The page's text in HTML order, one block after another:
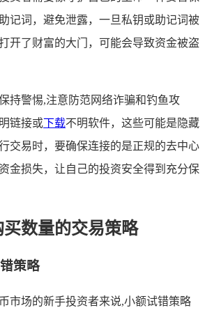
记词，避免泄露，一旦私钥或助记词被
开了财富的大门，可能会导致资金被盗
持警惕,注意防范网络诈骗和钓鱼攻
链接或下载不明软件，这些可能是隐藏
交易时，要确保连接的是正规的去中心
金损失，让自己的投资安全得到充分保
数量的交易策略
策略
市场的新手投资者来说,小额试错策略